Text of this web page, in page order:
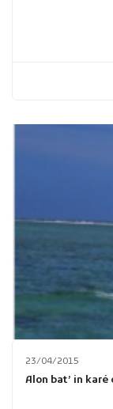
23/04/2015
Alon bat’ in karé